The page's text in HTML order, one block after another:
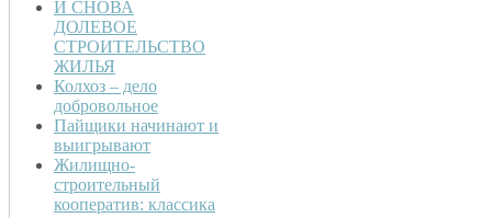
И СНОВА
ДОЛЕВОЕ
СТРОИТЕЛЬСТВО
ЖИЛЬЯ
Колхоз – дело
добровольное
Пайщики начинают и
выигрывают
Жилищно-
строительный
кооператив: классика